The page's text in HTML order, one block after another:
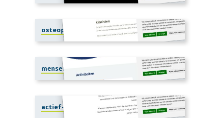
osteopathiereuzel.nl
mensenwelzijn.nl
actief-fysiotherapie.nl